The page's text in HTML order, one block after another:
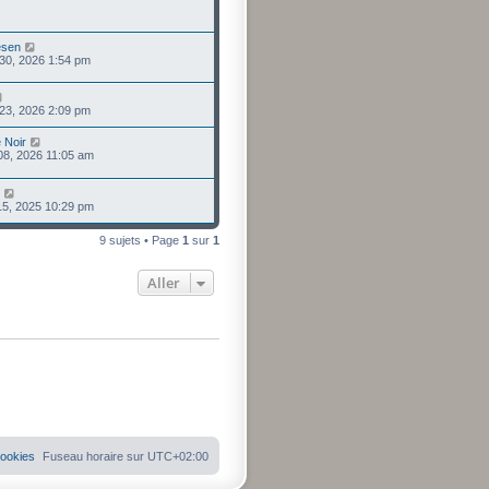
2026 1:54 pm
2026 2:09 pm
Noir
2026 11:05 am
2025 10:29 pm
9 sujets • Page 1 sur 1
Aller
Fuseau horaire sur UTC+02:00